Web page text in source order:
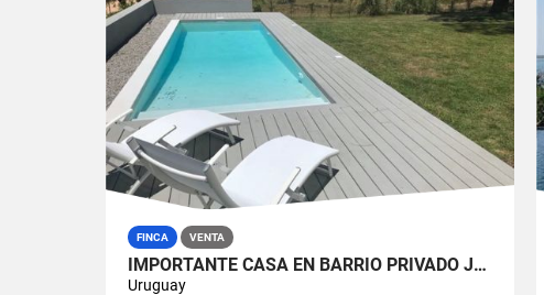
FINCA VENTA
IMPORTANTE CASA EN BARRIO PRIVADO JOSE IGNACIO
Uruguay